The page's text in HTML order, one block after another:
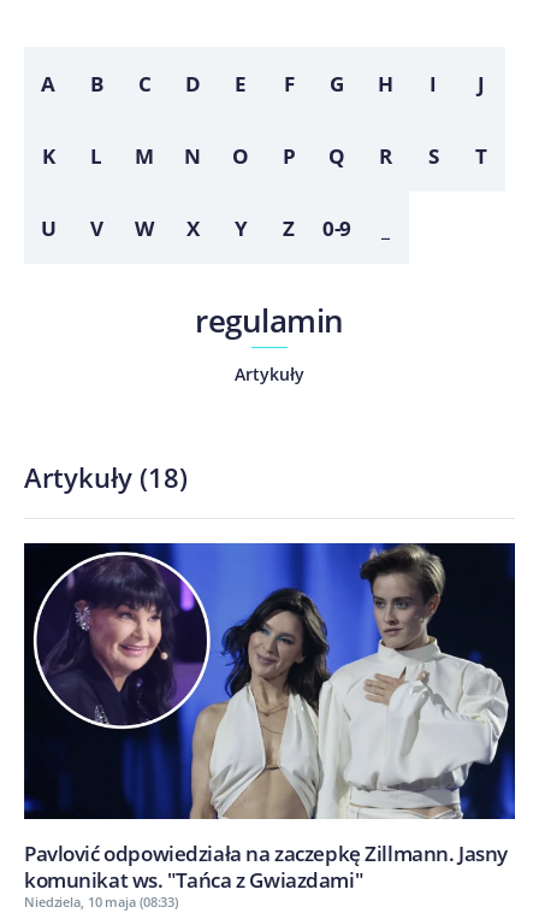
A B C D E F G H I J
K L M N O P Q R S T
U V W X Y Z 0-9
regulamin
Artykuły
Artykuły (18)
Pavlović odpowiedziała na zaczepkę Zillmann. Jasny
komunikat ws. "Tańca z Gwiazdami"
Niedziela, 10 maja (08:33)